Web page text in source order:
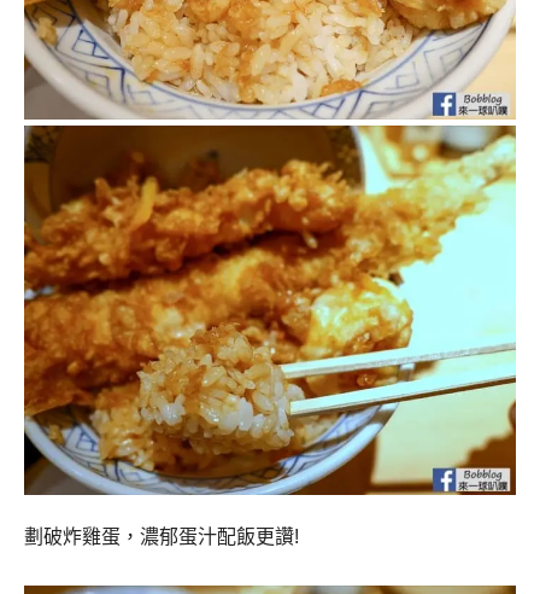
劃破炸雞蛋，濃郁蛋汁配飯更讚!